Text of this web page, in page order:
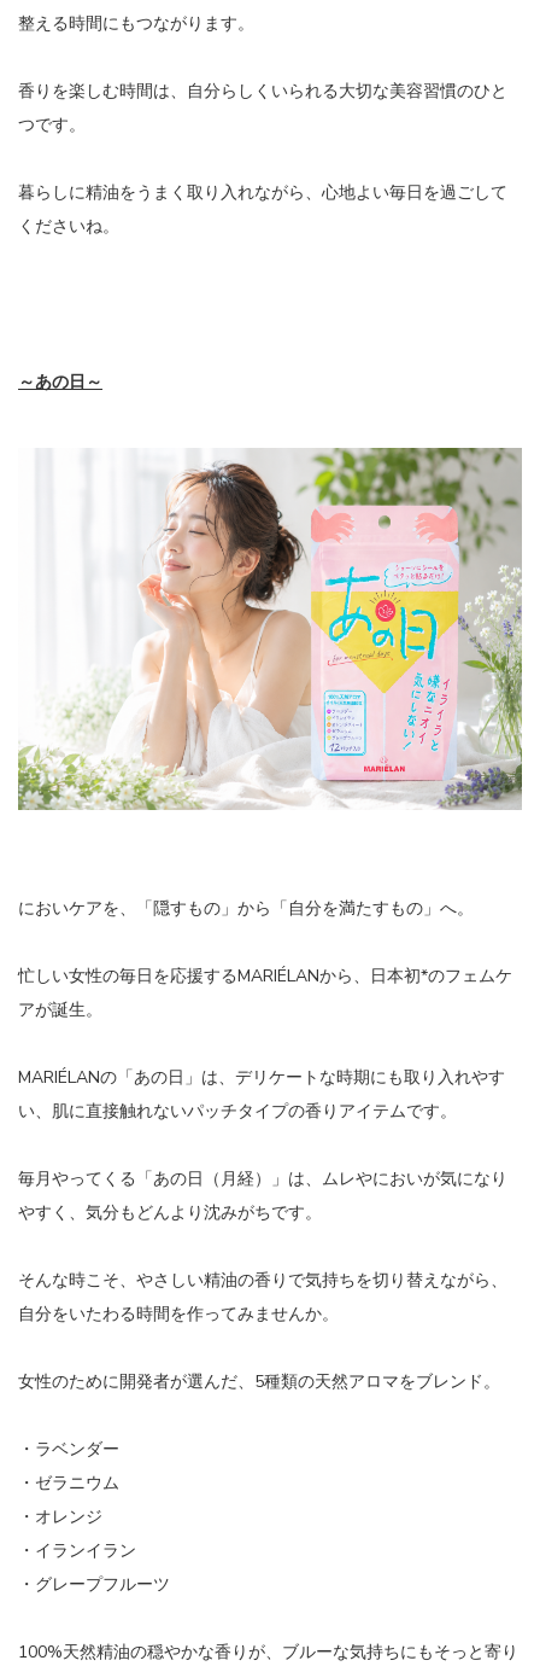
整える時間にもつながります。
香りを楽しむ時間は、自分らしくいられる大切な美容習慣のひと
つです。
暮らしに精油をうまく取り入れながら、心地よい毎日を過ごして
くださいね。
～あの日～
においケアを、「隠すもの」から「自分を満たすもの」へ。
忙しい女性の毎日を応援するMARIÉLANから、日本初*のフェムケ
アが誕生。
MARIÉLANの「あの日」は、デリケートな時期にも取り入れやす
い、肌に直接触れないパッチタイプの香りアイテムです。
毎月やってくる「あの日（月経）」は、ムレやにおいが気になり
やすく、気分もどんより沈みがちです。
そんな時こそ、やさしい精油の香りで気持ちを切り替えながら、
自分をいたわる時間を作ってみませんか。
女性のために開発者が選んだ、5種類の天然アロマをブレンド。
・ラベンダー
・ゼラニウム
・オレンジ
・イランイラン
・グレープフルーツ
100%天然精油の穏やかな香りが、ブルーな気持ちにもそっと寄り